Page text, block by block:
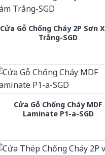
Cửa Gỗ Chống Cháy 2P Sơn
Trắng-SGD
Cửa Gỗ Chống Cháy MDF
Laminate P1-a-SGD